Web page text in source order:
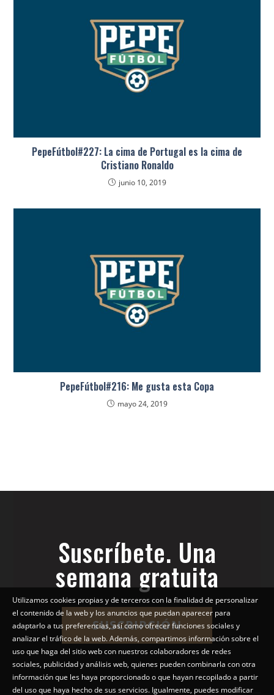
PepeFútbol#227: La cima de Portugal es la cima de
Cristiano Ronaldo
junio 10, 2019
PepeFútbol#216: Me gusta esta Copa
mayo 24, 2019
Suscríbete. Una
semana gratuita
SUSCRIPCIÓN
Utilizamos cookies propias y de terceros con la finalidad de personalizar
el contenido de la web y los anuncios que puedan aparecer para
adaptarlo a tus preferencias, así como ofrecer funciones sociales y
analizar el tráfico de la web. Además, compartimos información sobre el
uso que haga del sitio web con nuestros colaboradores de redes
sociales, publicidad y análisis web, quienes pueden combinarla con otra
información que les haya proporcionado o que hayan recopilado a partir
del uso que haya hecho de sus servicios. Igualmente, puedes modificar